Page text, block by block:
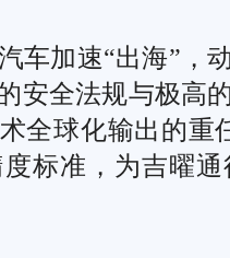
加速“出海”，
安全法规与极高
全球化输出的重
标准，为吉曜